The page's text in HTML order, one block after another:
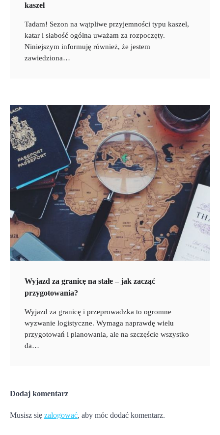
kaszel
Tadam! Sezon na wątpliwe przyjemności typu kaszel,
katar i słabość ogólna uważam za rozpoczęty.
Niniejszym informuję również, że jestem
zawiedziona…
Wyjazd za granicę na stałe – jak zacząć
przygotowania?
Wyjazd za granicę i przeprowadzka to ogromne
wyzwanie logistyczne. Wymaga naprawdę wielu
przygotowań i planowania, ale na szczęście wszystko
da…
Dodaj komentarz
Musisz się zalogować, aby móc dodać komentarz.